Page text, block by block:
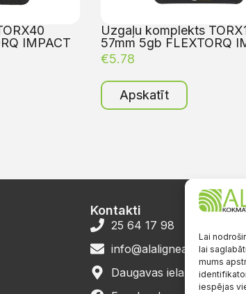
Lai
lai
mums
iespējas
IMPACT
Uzgaļu komplekts
57mm 5gb FLEXTORQ
€5.78
Apskatīt
Kontakti
25 64 17 98
info@alalignea.lv
Daugavas iela 28,